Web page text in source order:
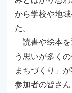
から学校や地
た。
読書や絵本
う思いが多く
まちづくり」
参加者の皆さ